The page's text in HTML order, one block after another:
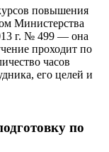
повышения
Министерства
г. № 499 — она
проходит по
часов
его целей и
по